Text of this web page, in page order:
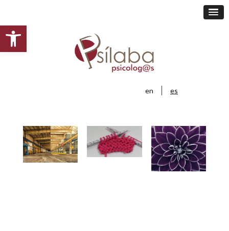
Abrir barra de herramientas
en es